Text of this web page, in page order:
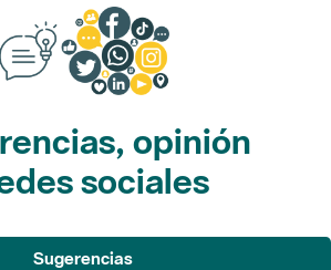
opinión
sociales
Sugerencias